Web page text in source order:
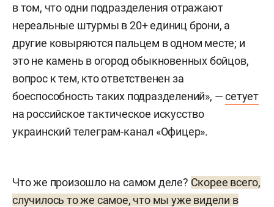
в том, что одни подразделения отражают
нереальные штурмы в 20+ единиц брони, а
другие ковыряются пальцем в одном месте; и
это не камень в огород обыкновенных бойцов,
вопрос к тем, кто ответственен за
боеспособность таких подразделений», —сетует
на российское тактическое искусство
украинский телеграм-канал «Офицер».
Что же произошло на самом деле? Скорее всего,
случилось то же самое, что мы уже видели в